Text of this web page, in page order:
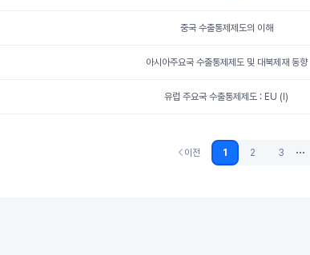
중국 수출통제제도의 이해
아시아주요국 수출통제제도 및 대북제재 동향
유럽 주요국 수출통제제도 : EU (I)
이전 (없음)
이전 1 2 3 ...